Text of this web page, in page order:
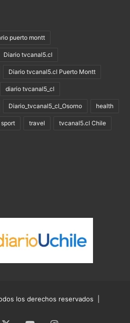
puerto montt
Diario tvcanal5.cl
Diario tvcanal5.cl Puerto Montt
diario tvcanal5_cl
Diario_tvcanal5_cl_Osorno health
sport travel tvcanal5.cl Chile
los derechos reservados |